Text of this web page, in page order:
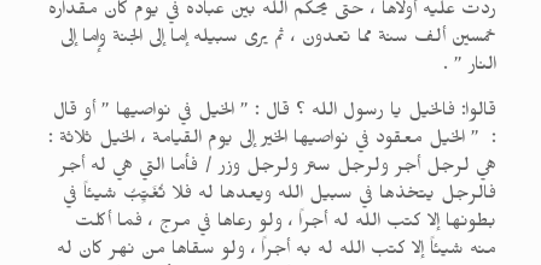
ردت عليه أولاها ، حتى يحكم الله بين عباده في يوم كان مقداره
خمسين ألف سنة مما تعدون ، ثم يرى سبيله إما إلى الجنة وإما إلى
النار ” .
قالوا: فالخيل يا رسول الله ؟ قال : ” الخيل في نواصيها ” أو قال
: ” الخيل معقود في نواصيها الخير إلى يوم القيامة ، الخيل ثلاثة :
هي لرجل أجر ولرجل ستر ولرجل وزر / فأما التي هي له أجر
فالرجل يتخذها في سبيل الله ويعدها له فلا تُغَيِّبُ شيئاً في
بطونها إلا كتب الله له أجراً ، ولو رعاها في مرج ، فما أكلت
منه شيئاً إلا كتب الله له به أجراً ، ولو سقاها من نهر كان له